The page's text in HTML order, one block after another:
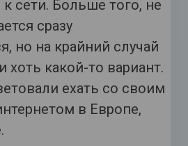
сети. Больше того, не
сразу
но на крайний случай
хоть какой-то вариант.
ехать со своим
в Европе,